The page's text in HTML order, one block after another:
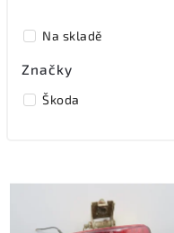
Na skladě
Značky
Škoda